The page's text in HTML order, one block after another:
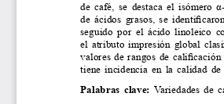
de café, se destaca el isómero
de ácidos grasos, se
seguido por el ácido linoleico
el atributo impresión global
valores de rangos de
tiene  incidencia  en  la  calidad  de
Palabras  clave: Variedades  de